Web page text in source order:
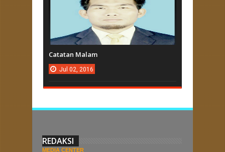
Catatan Malam
Jul 02, 2016
REDAKSI
MEDIA CENTER